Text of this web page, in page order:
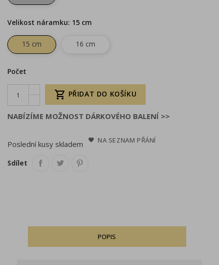
Velikost náramku: 15 cm
15 cm 16 cm
Počet
 PŘIDAT DO KOŠÍKU
NABÍZÍME MOŽNOST DÁRKOVÉHO BALENÍ >>
Poslední kusy skladem NA SEZNAM PŘÁNÍ
Sdílet
POPIS